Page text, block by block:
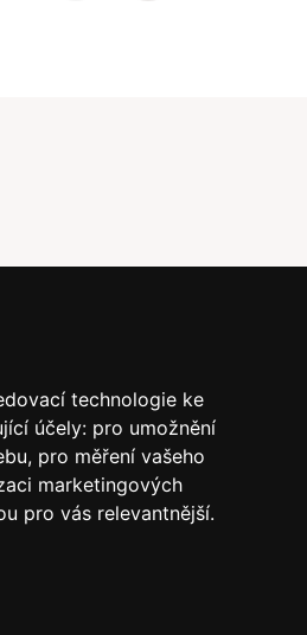
technologie ke
účely: pro umožnění
, pro měření vašeho
marketingových
pro vás relevantnější.
s našimi podmínkami o
souhlas se